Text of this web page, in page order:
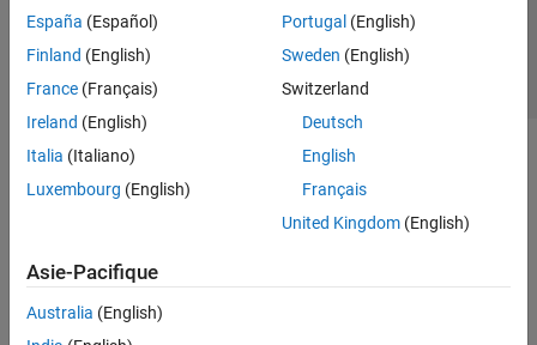
España (Español)
Finland (English)
France (Français)
Ireland (English)
Italia (Italiano)
Luxembourg (English)
Portugal (English)
Sweden (English)
Switzerland
Deutsch
English
Français
United Kingdom(English)
Asie-Pacifique
Australia (English)